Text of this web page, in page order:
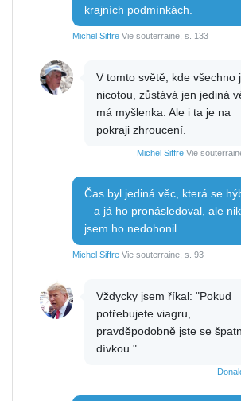
krajních podmínkách.
Michel Siffre Vie souterraine, s. 133
V tomto světě, kde všechno
nicotou, zůstává jen jediná
má myšlenka. Ale i ta je na
pokraji zhroucení.
Michel Siffre Vie
Čas byl jediná věc, která se
– a já ho pronásledoval, ale
jsem ho nedohonil.
Michel Siffre Vie souterraine, s. 93
Vždycky jsem říkal: "Pokud
potřebujete viagru,
pravděpodobně jste se
dívkou."